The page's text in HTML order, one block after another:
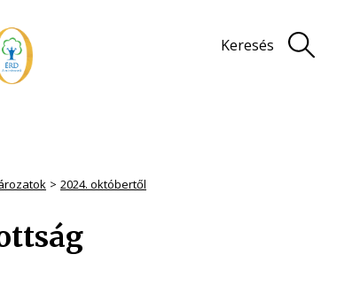
Keresés
2024. októbertől